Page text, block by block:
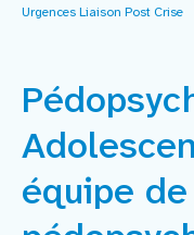
Vous êtes
Nous rejoindre
Urgences Liaison Post Crise
équipe de